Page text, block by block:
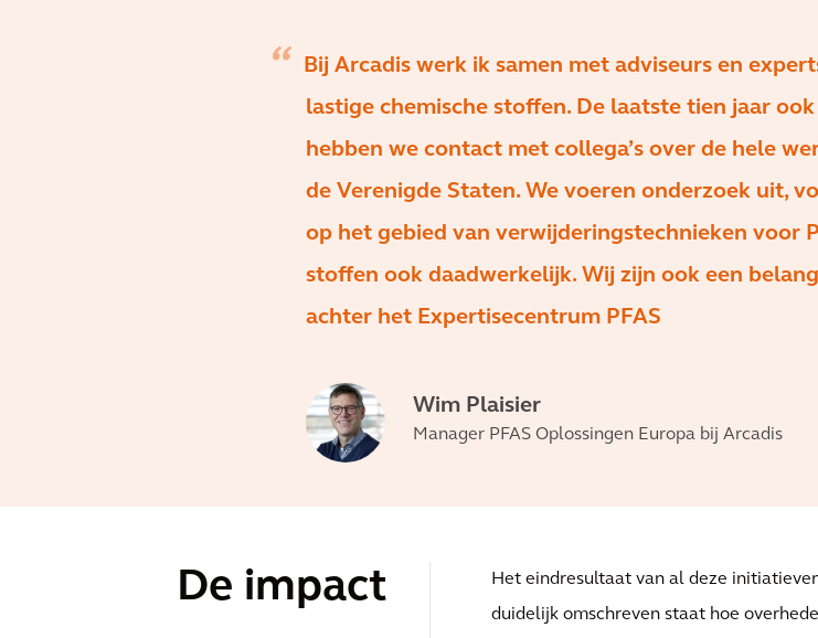
Bij Arcadis werk ik samen met adviseurs en
lastige chemische stoffen. De laatste tien jaar
hebben we contact met collega’s over de hele
de Verenigde Staten. We voeren onderzoek uit,
op het gebied van verwijderingstechnieken voor
stoffen ook daadwerkelijk. Wij zijn ook een
achter het Expertisecentrum PFAS
Wim Plaisier
Manager PFAS Oplossingen Europa bij Arcadis
De impact
Het eindresultaat van al deze
duidelijk omschreven staat hoe